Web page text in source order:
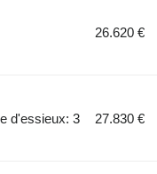
26.620 €
d'essieux: 3 27.830 €